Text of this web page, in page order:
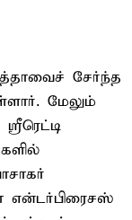
சேர்ந்த
மேலும்
என்டர்பிரைசஸ்